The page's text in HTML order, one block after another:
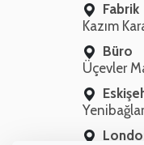
Fabrik
Kazım
Büro
Üçevler